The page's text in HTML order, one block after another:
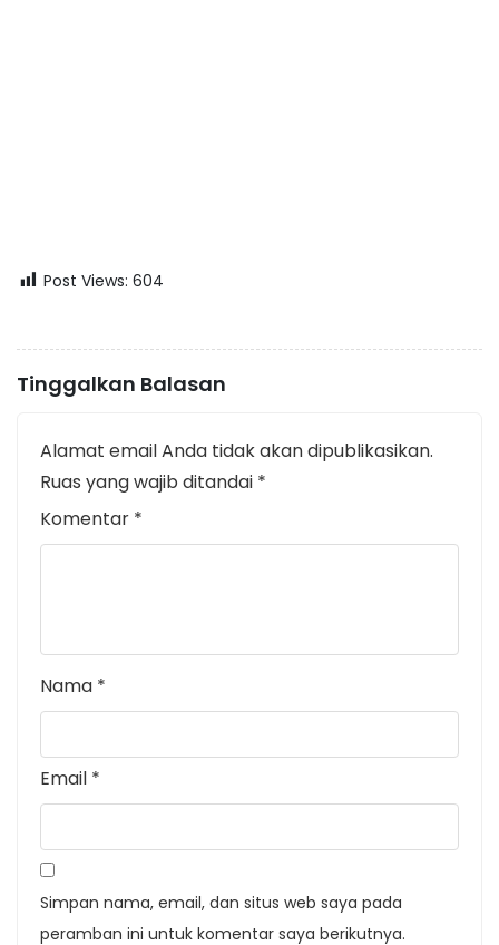
Post Views: 604
Tinggalkan Balasan
Alamat email Anda tidak akan dipublikasikan.
Ruas yang wajib ditandai *
Komentar *
Nama *
Email *
Simpan nama, email, dan situs web saya pada
peramban ini untuk komentar saya berikutnya.